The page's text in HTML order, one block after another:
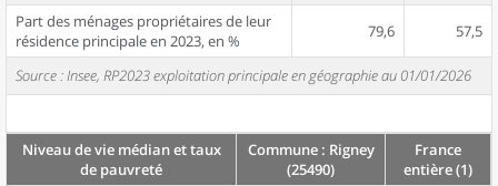
Part des ménages propriétaires de leur
résidence principale en 2023, en %
79,6 57,5
Source : Insee, RP2023 exploitation principale en géographie au 01/01/2026
Niveau de vie médian et taux
de pauvreté
Commune : Rigney
(25490)
France
entière (1)